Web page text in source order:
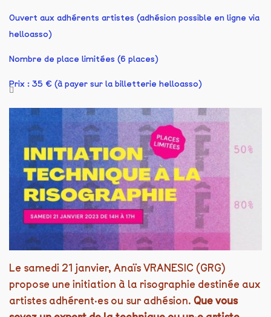
Le samedi 21 janvier, Anaïs VRANESIC (GRG)
propose une initiation à la risographie destinée aux
artistes adhérent·es ou sur adhésion. Que vous
Ouvert aux adhérents artistes (adhésion possible en ligne via
helloasso)
Nombre de place limitées (6 places)
Prix : 35 € (à payer sur la billetterie helloasso)